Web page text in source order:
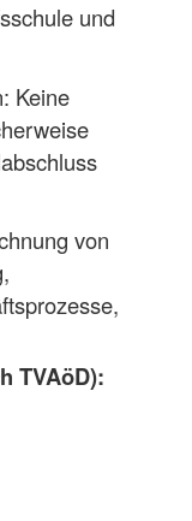
und
Keine
von
TVAöD):